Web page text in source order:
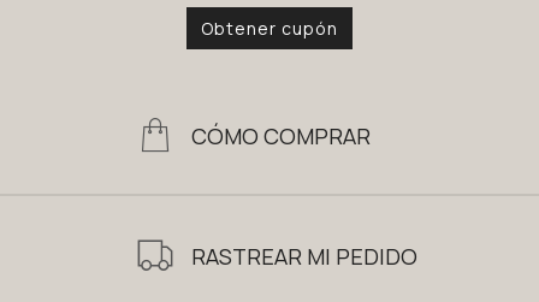
Obtener cupón
CÓMO COMPRAR
RASTREAR MI PEDIDO